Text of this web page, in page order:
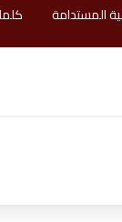
المستدامة